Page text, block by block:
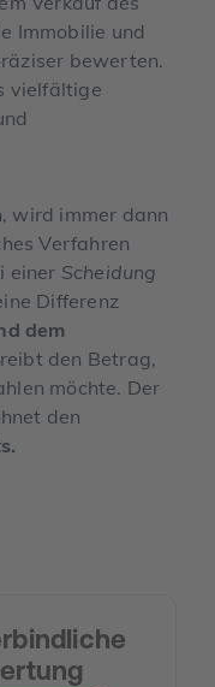
Immobilie und
bewerten.
vielfältige
wird immer dann
Verfahren
einer Scheidung
Differenz
dem
den Betrag,
möchte. Der
den